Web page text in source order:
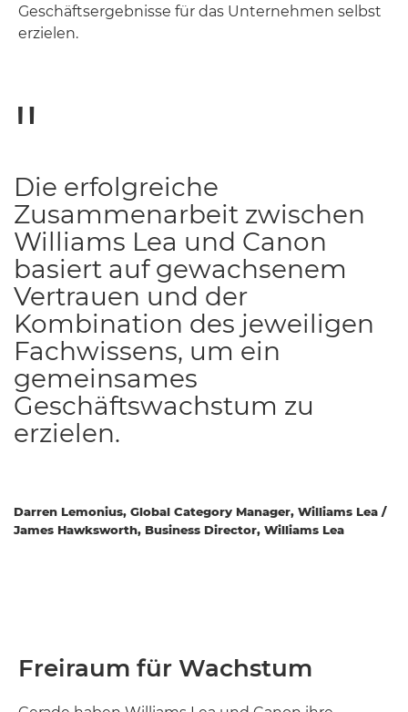
Geschäftsergebnisse für das Unternehmen selbst
erzielen.
Darren Lemonius, Global Category Manager, Williams Lea /
James Hawksworth, Business Director, Williams Lea
Die erfolgreiche
Zusammenarbeit zwischen
Williams Lea und Canon
basiert auf gewachsenem
Vertrauen und der
Kombination des jeweiligen
Fachwissens, um ein
gemeinsames
Geschäftswachstum zu
erzielen.
Freiraum für Wachstum